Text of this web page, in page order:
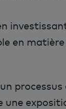
en
une